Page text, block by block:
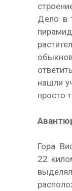
Дело в
нашли
просто
Гора
22